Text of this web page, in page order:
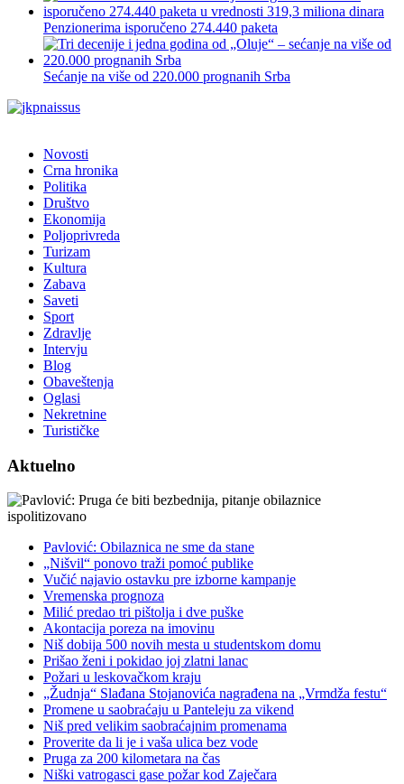
Penzionerima isporučeno 274.440 paketa
Sećanje na više od 220.000 prognanih Srba
Novosti
Crna hronika
Politika
Društvo
Ekonomija
Poljoprivreda
Turizam
Kultura
Zabava
Saveti
Sport
Zdravlje
Intervju
Blog
Obaveštenja
Oglasi
Nekretnine
Turističke
Aktuelno
Pavlović: Obilaznica ne sme da stane
„Nišvil“ ponovo traži pomoć publike
Vučić najavio ostavku pre izborne kampanje
Vremenska prognoza
Milić predao tri pištolja i dve puške
Akontacija poreza na imovinu
Niš dobija 500 novih mesta u studentskom domu
Prišao ženi i pokidao joj zlatni lanac
Požari u leskovačkom kraju
„Žudnja“ Slađana Stojanovića nagrađena na „Vrmdža festu“
Promene u saobraćaju u Panteleju za vikend
Niš pred velikim saobraćajnim promenama
Proverite da li je i vaša ulica bez vode
Pruga za 200 kilometara na čas
Niški vatrogasci gase požar kod Zaječara